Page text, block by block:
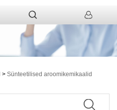
> Sünteetilised aroomikemikaalid